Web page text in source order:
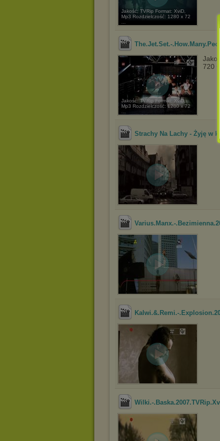
Jakość: TVRip Format: XviD,
Mp3 Rozdzielczość: 1280 x 72
The.Jet.Set.-
Jakość: TVRip Format: XviD,
Mp3 Rozdzielczość: 1280 x 72
720
Strachy Na Lachy - Żyję w
Varius.Manx.-
Kalwi.&.Remi.-
Wilki.-